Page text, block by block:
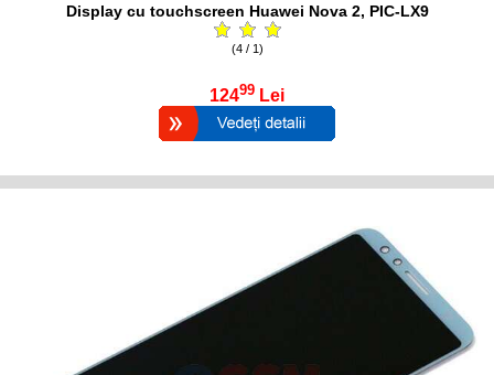
Display cu touchscreen Huawei Nova 2, PIC-LX9
(4 / 1)
12499 Lei